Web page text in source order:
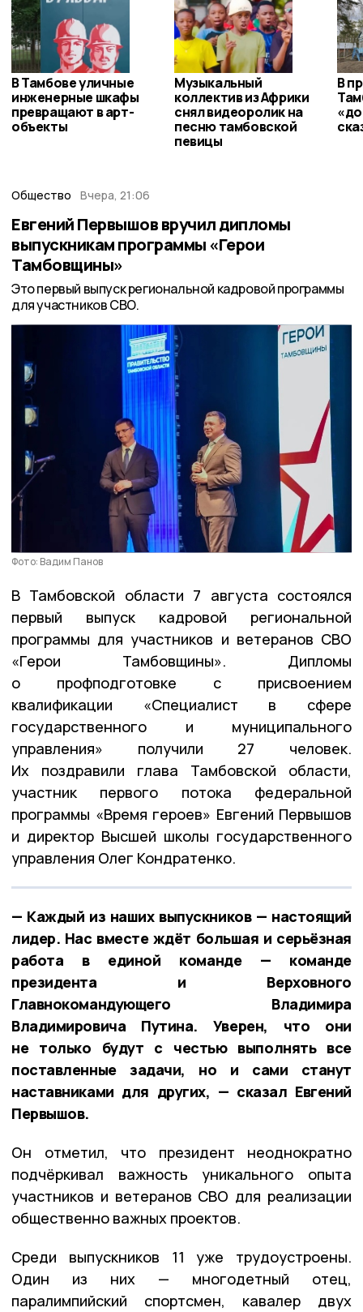
В Тамбове уличные
инженерные шкафы
превращают в арт-
объекты
Музыкальный
коллектив из Африки
снял видеоролик на
песню тамбовской
певицы
В
Общество Вчера, 21:06
Евгений Первышов вручил дипломы
выпускникам программы «Герои
Тамбовщины»
Это первый выпуск региональной кадровой программы
для участников СВО.
Фото: Вадим Панов
В Тамбовской области 7 августа состоялся
первый выпуск кадровой региональной
программы для участников и ветеранов СВО
«Герои Тамбовщины». Дипломы
о профподготовке с присвоением
квалификации «Специалист в сфере
государственного и муниципального
управления» получили 27 человек.
Их поздравили глава Тамбовской области,
участник первого потока федеральной
программы «Время героев» Евгений Первышов
и директор Высшей школы государственного
управления Олег Кондратенко.
— Каждый из наших выпускников — настоящий
лидер. Нас вместе ждёт большая и серьёзная
работа в единой команде — команде
президента и Верховного
Главнокомандующего Владимира
Владимировича Путина. Уверен, что они
не только будут с честью выполнять все
поставленные задачи, но и сами станут
наставниками для других, — сказал Евгений
Первышов.
Он отметил, что президент неоднократно
подчёркивал важность уникального опыта
участников и ветеранов СВО для реализации
общественно важных проектов.
Среди выпускников 11 уже трудоустроены.
Один из них — многодетный отец,
паралимпийский спортсмен, кавалер двух